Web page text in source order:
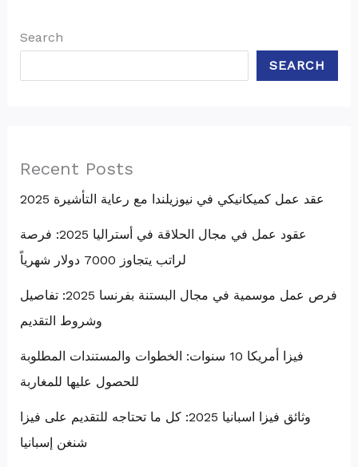
Search
SEARCH
Recent Posts
عقد عمل كميكانيكي في نيوزيلندا مع رعاية التأشيرة 2025
عقود عمل في مجال الحلاقة في أستراليا 2025: فرصة
لراتب يتجاوز 7000 دولار شهرياً
فرص عمل موسمية في مجال البستنة بفرنسا 2025: تفاصيل
وشروط التقديم
فيزا أمريكا 10 سنوات: الخطوات والمستندات المطلوبة
للحصول عليها للمغاربة
وثائق فيزا اسبانيا 2025: كل ما تحتاجه للتقديم على فيزا
شنغن إسبانيا